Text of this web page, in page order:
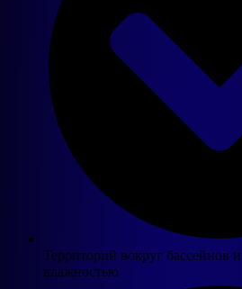
Территорий вокруг бассейнов
влажностью